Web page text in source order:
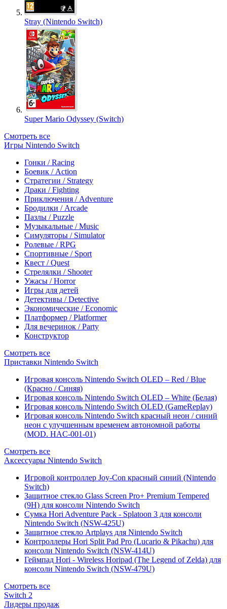
Stray (Nintendo Switch)
Super Mario Odyssey (Switch)
Смотреть все
Игры Nintendo Switch
Гонки / Racing
Боевик / Action
Стратегии / Strategy
Драки / Fighting
Приключения / Adventure
Бродилки / Arcade
Пазлы / Puzzle
Музыкальные / Music
Симуляторы / Simulator
Ролевые / RPG
Спортивные / Sport
Квест / Quest
Стрелялки / Shooter
Ужасы / Horror
Игры для детей
Детективы / Detective
Экономические / Economic
Платформер / Platformer
Для вечеринок / Party
Конструктор
Смотреть все
Приставки Nintendo Switch
Игровая консоль Nintendo Switch OLED – Red / Blue
(Красно / Синяя)
Игровая консоль Nintendo Switch OLED – White (Белая)
Игровая консоль Nintendo Switch OLED (GameReplay)
Игровая консоль Nintendo Switch красный неон / синий
неон с улучшенным временем автономной работы
(MOD. HAC-001-01)
Смотреть все
Аксессуары Nintendo Switch
Игровой контроллер Joy-Con красный синий (Nintendo
Switch)
Защитное стекло Glass Screen Pro+ Premium Tempered
(9H) для консоли Nintendo Switch
Сумка Hori Adventure Pack - Splatoon 3 для консоли
Nintendo Switch (NSW-425U)
Защитное стекло Artplays для Nintendo Switch
Контроллеры Hori Split Pad Pro (Lucario & Pikachu) для
консоли Nintendo Switch (NSW-414U)
Геймпад Hori - Wireless Horipad (The Legend of Zelda) для
консоли Nintendo Switch (NSW-479U)
Смотреть все
Switch 2
Лидеры продаж